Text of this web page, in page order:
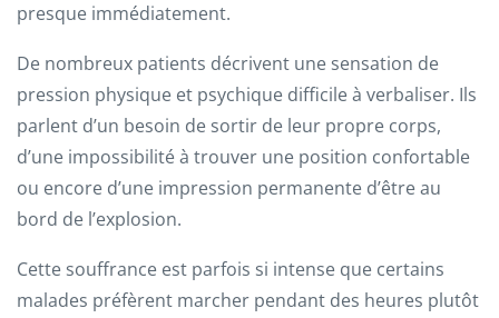
presque immédiatement.
De nombreux patients décrivent une sensation de
pression physique et psychique difficile à verbaliser. Ils
parlent d’un besoin de sortir de leur propre corps,
d’une impossibilité à trouver une position confortable
ou encore d’une impression permanente d’être au
bord de l’explosion.
Cette souffrance est parfois si intense que certains
malades préfèrent marcher pendant des heures plutôt